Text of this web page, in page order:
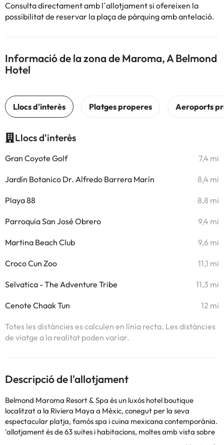
Consulta directament amb l´allotjament si ofereixen la
possibilitat de reservar la plaça de pàrquing amb antelació.
Informació de la zona de Maroma, A Belmond
Hotel
Llocs d'interès
Gran Coyote Golf 7,4 mi
Jardín Botanico Dr. Alfredo Barrera Marín 8,4 mi
Playa 88 8,8 mi
Parroquia San José Obrero 9,4 mi
Martina Beach Club 9,6 mi
Croco Cun Zoo 11,1 mi
Selvatica - The Adventure Tribe 11,3 mi
Cenote Chaak Tun 12 mi
Totes les distàncies es calculen en línia recta. Les distàncies
de viatge a la realitat poden variar.
Descripció de l'allotjament
Belmond Maroma Resort & Spa és un luxós hotel boutique
localitzat a la Riviera Maya a Mèxic, conegut per la seva
espectacular platja, famós spa i cuina mexicana contemporània.
'allotjament és de 63 suites i habitacions, moltes amb vista sobre
el mar. 'hotel ofereix dos restaurants, un bar davant de la platja i